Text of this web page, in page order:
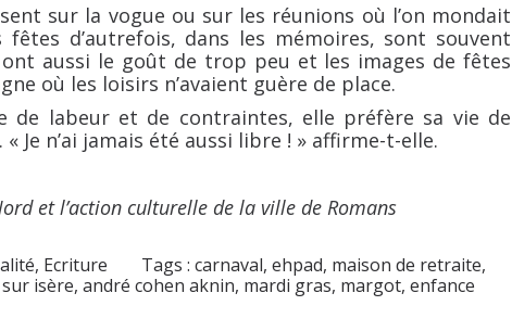
sur la vogue ou sur les réunions où l’on mondait
d’autrefois, dans les mémoires, sont souvent
aussi le goût de trop peu et les images de fêtes
où les loisirs n’avaient guère de place.
de labeur et de contraintes, elle préfère sa vie de
Je n’ai jamais été aussi libre ! » affirme-t-elle.
et l’action culturelle de la ville de Romans
, Ecriture Tags :carnaval,ehpad, maison de retraite,
isère, andré cohen aknin, mardi gras, margot, enfance